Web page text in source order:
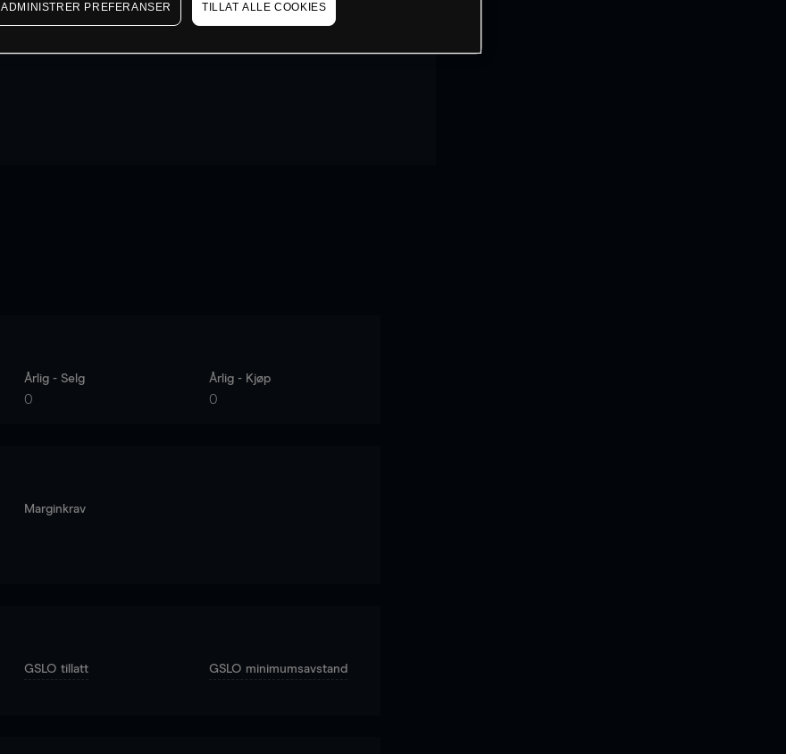
Årlig - Selg
0
Årlig - Kjøp
0
Marginkrav
GSLO tillatt GSLO minimumsavstand
ADMINISTRER PREFERANSER TILLAT ALLE COOKIES